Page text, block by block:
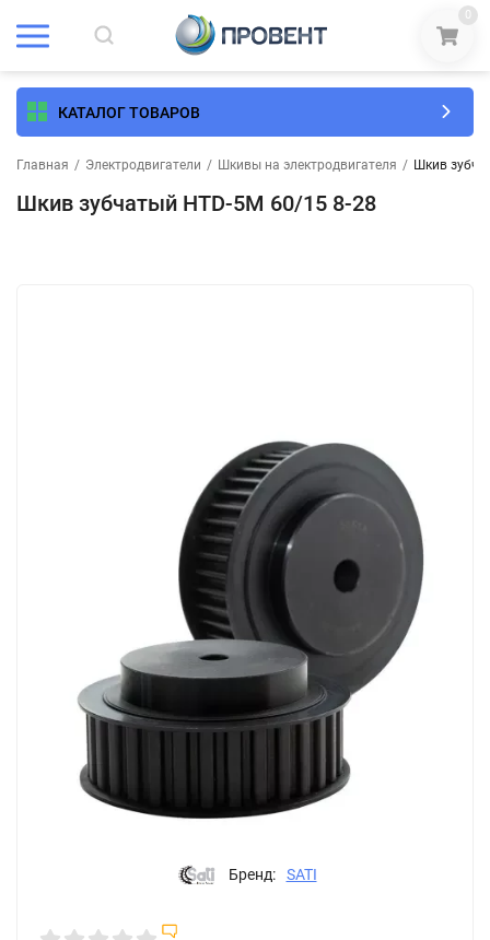
0
КАТАЛОГ ТОВАРОВ
Главная / Электродвигатели / Шкивы на электродвигателя / Шкив
Шкив зубчатый HTD-5M 60/15 8-28
Бренд: SATI